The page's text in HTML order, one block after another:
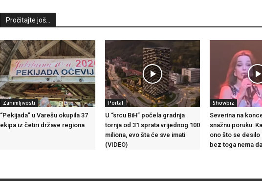
Pročitajte još...
Zanimljivosti
“Pekijada” u Varešu okupila 37
ekipa iz četiri države regiona
Portal
U “srcu BiH” počela gradnja
tornja od 31 sprata vrijednog 100
miliona, evo šta će sve imati
(VIDEO)
Showbiz
Severina na
snažnu poruku:
ono što se desilo
bez toga nema